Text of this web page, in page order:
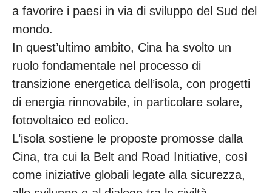
a favorire i paesi in via di sviluppo del Sud del
mondo.
In quest’ultimo ambito, Cina ha svolto un
ruolo fondamentale nel processo di
transizione energetica dell’isola, con progetti
di energia rinnovabile, in particolare solare,
fotovoltaico ed eolico.
L’isola sostiene le proposte promosse dalla
Cina, tra cui la Belt and Road Initiative, così
come iniziative globali legate alla sicurezza,